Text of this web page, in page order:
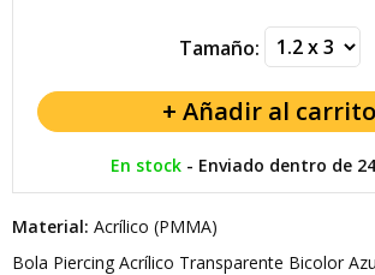
Tamaño:
En stock- Enviado dentro de
Material: Acrílico (PMMA)
Bola Piercing Acrílico Transparente Bicolor